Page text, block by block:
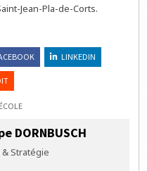
Jean-Pla-de-Corts.
LINKEDIN
ÉCOLE
DORNBUSCH
Stratégie